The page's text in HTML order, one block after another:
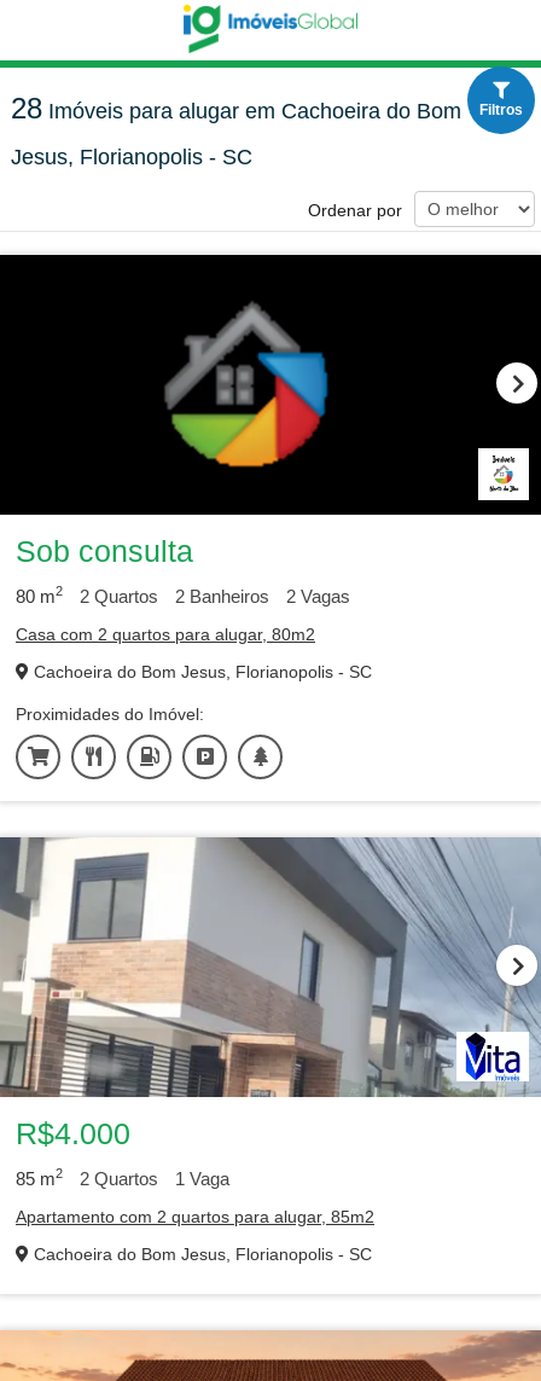
28Imóveis para alugar em Cachoeira do Bom
Jesus, Florianopolis - SC
Ordenar por
Sob consulta
80 m2 2 Quartos 2 Banheiros 2 Vagas
Casa com 2 quartos para alugar, 80m2
Cachoeira do Bom Jesus, Florianopolis - SC
Proximidades do Imóvel:
R$4.000
85 m2 2 Quartos 1 Vaga
Apartamento com 2 quartos para alugar, 85m2
Cachoeira do Bom Jesus, Florianopolis - SC
Filtros